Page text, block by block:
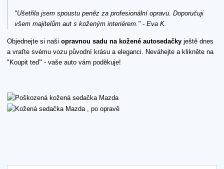
"Ušetřila jsem spoustu peněz za profesionální opravu. Doporučuji
všem majitelům aut s koženým interiérem." - Eva K.
Objednejte si naši opravnou sadu na kožené autosedačky ještě dnes
a vraťte svému vozu původní krásu a eleganci. Neváhejte a klikněte na
"Koupit teď" - vaše auto vám poděkuje!